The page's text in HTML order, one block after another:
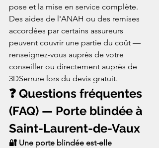
pose et la mise en service complète.
Des aides de l'ANAH ou des remises
accordées par certains assureurs
peuvent couvrir une partie du coût —
renseignez-vous auprès de votre
conseiller ou directement auprès de
3DSerrure lors du devis gratuit.
❓ Questions fréquentes
(FAQ) — Porte blindée à
Saint-Laurent-de-Vaux
🔐 Une porte blindée est-elle